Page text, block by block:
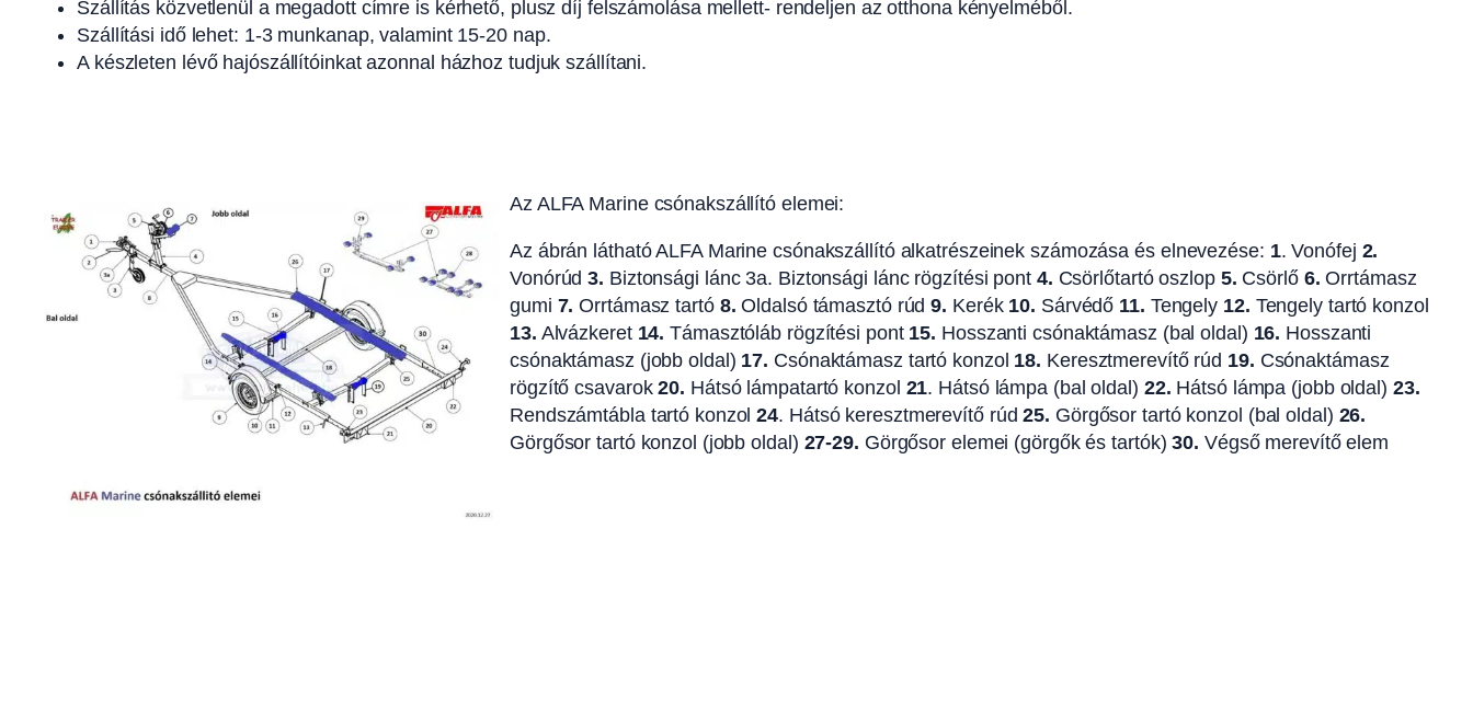
Szállítás közvetlenül a megadott címre is kérhető, plusz díj felszámolása mellett- rendeljen az otthona kényelméből.
Szállítási idő lehet: 1-3 munkanap, valamint 15-20 nap.
A készleten lévő hajószállítóinkat azonnal házhoz tudjuk szállítani.
Az ALFA Marine csónakszállító elemei:
Az ábrán látható ALFA Marine csónakszállító alkatrészeinek számozása és elnevezése: 1. Vonófej 2.
Vonórúd3. Biztonsági lánc 3a. Biztonsági lánc rögzítési pont 4. Csörlőtartó oszlop 5. Csörlő 6. Orrtámasz
gumi 7. Orrtámasz tartó 8. Oldalsó támasztó rúd9. Kerék 10. Sárvédő 11. Tengely 12. Tengely tartó konzol
13. Alvázkeret 14. Támasztóláb rögzítési pont 15. Hosszanti csónaktámasz (bal oldal) 16. Hosszanti
csónaktámasz (jobb oldal) 17. Csónaktámasz tartó konzol 18. Keresztmerevítő rúd 19. Csónaktámasz
rögzítő csavarok20. Hátsó lámpatartó konzol 21. Hátsó lámpa (bal oldal) 22. Hátsó lámpa (jobb oldal) 23.
Rendszámtábla tartó konzol24. Hátsó keresztmerevítő rúd25. Görgősor tartó konzol (bal oldal) 26.
Görgősor tartó konzol (jobb oldal) 27-29. Görgősor elemei (görgők és tartók)30. Végső merevítő elem